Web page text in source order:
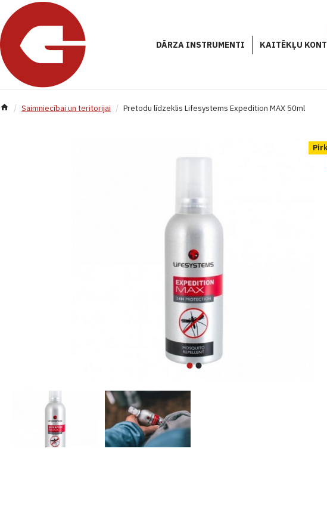
DĀRZA INSTRUMENTI KAITĒKĻU
Saimniecībai un teritorijai Pretodu līdzeklis Lifesystems Expedition MAX 50ml